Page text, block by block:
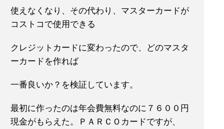
使えなくなり、その代わり、マスターカードが
コストコで使用できる
クレジットカードに変わったので、どのマスタ
ーカードを作れば
一番良いか？を検証しています。
最初に作ったのは年会費無料なのに７６００円
現金がもらえた。ＰＡＲＣＯカードですが、